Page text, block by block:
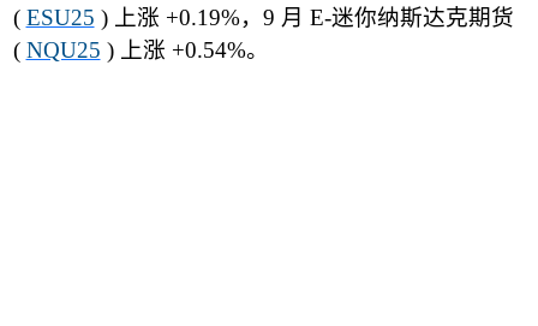
( ESU25 ) 上涨 +0.19%， 9 月 E-迷你纳斯达克期货
( NQU25 ) 上涨 +0.54%。